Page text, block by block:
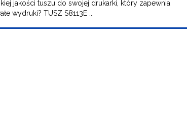
jakości tuszu do swojej drukarki, który zapewnia
wydruki? TUSZ S8113E ...